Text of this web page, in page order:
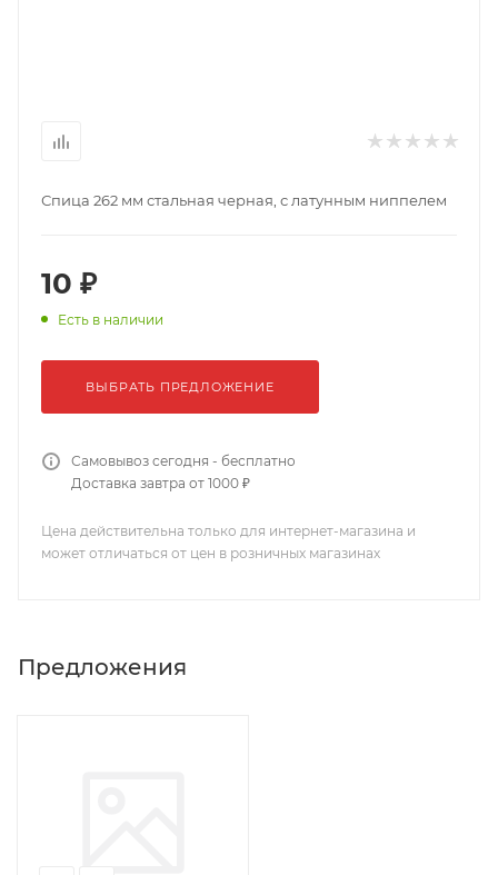
Спица 262 мм стальная черная, с латунным ниппелем
10 ₽
Есть в наличии
ВЫБРАТЬ ПРЕДЛОЖЕНИЕ
Самовывоз сегодня - бесплатно
Доставка завтра от 1000 ₽
Цена действительна только для интернет-магазина и
может отличаться от цен в розничных магазинах
Предложения